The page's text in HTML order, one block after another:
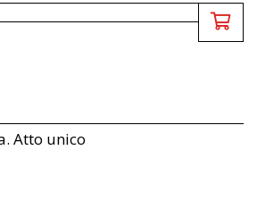
Atto unico